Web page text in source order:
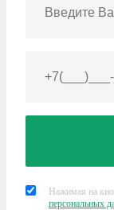
Нажимая на
персональных